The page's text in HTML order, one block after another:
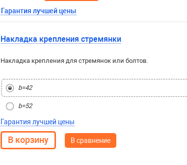
Гарантия лучшей цены
Накладка крепления стремянки
Накладка крепления для стремянок или болтов.
b=42
b=52
Гарантия лучшей цены
В сравнение